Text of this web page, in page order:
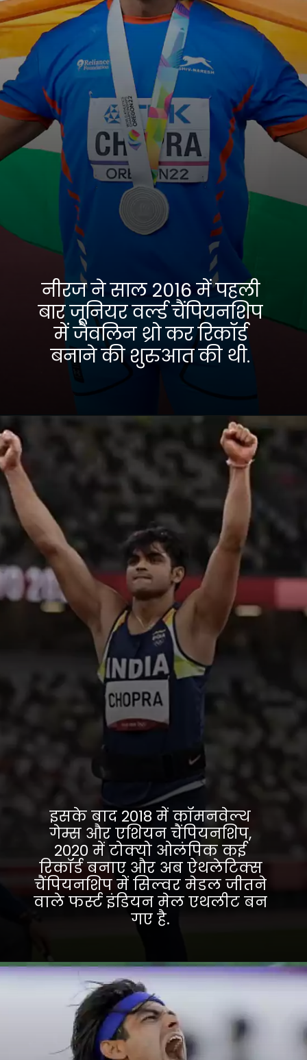
नीरज ने साल 2016 में पहली
बार जूनियर वर्ल्ड चैंपियनशिप
में जैवलिन थ्रो कर रिकॉर्ड
बनाने की शुरुआत की थी.
इसके बाद 2018 में कॉमनवेल्थ
गेम्स और एशियन चैंपियनशिप,
2020 में टोक्यो ओलंपिक कई
रिकॉर्ड बनाए और अब ऐथलेटिक्स
चैंपियनशिप में सिल्वर मेडल जीतने
वाले फर्स्ट इंडियन मेल एथलीट बन
गए है.